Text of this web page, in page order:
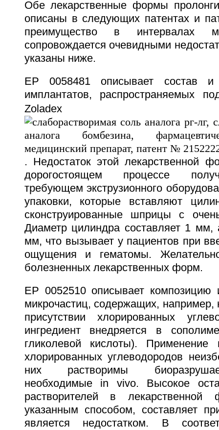
Обе лекарственные формы
описаны в следующих патентах и
преимущество в интервалах
сопровождается очевидными
указаны ниже.
EP 0058481 описывает состав и
имплантатов, распространяемых
Zoladex
. Недостаток этой лекарственной
дорогостоящем процессе
требующем экструзионного
упаковки, которые вставляют
сконструированные шприцы с
Диаметр цилиндра составляет 1 мм,
мм, что вызывает у пациентов при
ощущения и гематомы.
болезненных лекарственных форм.
EP 0052510 описывает композицию
микрочастиц, содержащих, например,
присутствии хлорированных
ингредиент внедряется в
гликолевой кислоты). Применение
хлорированных углеводородов
них растворимы
необходимые in vivo. Высокое
растворителей в лекарственной
указанным способом, составляет
является недостатком. В